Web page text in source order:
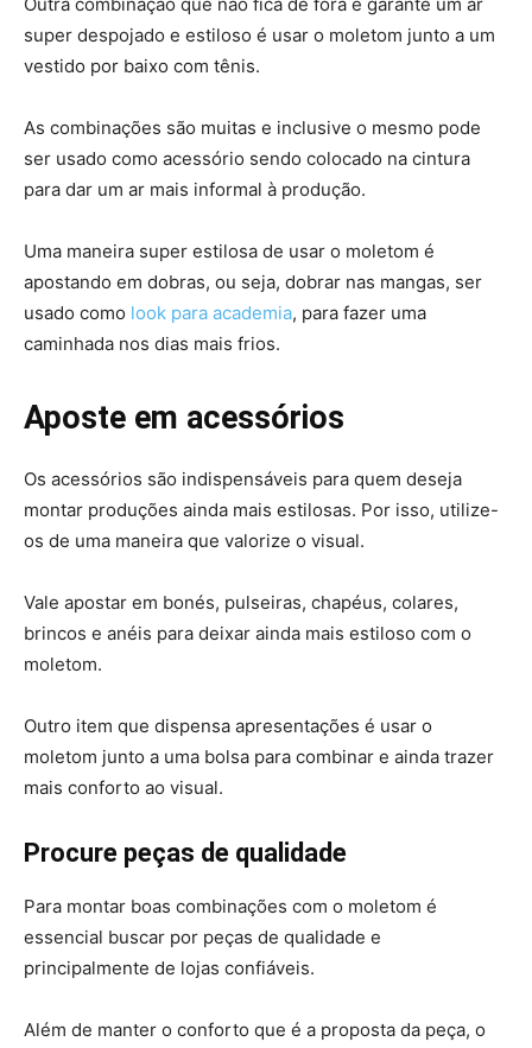
super despojado e estiloso é usar o moletom junto a um
vestido por baixo com tênis.
As combinações são muitas e inclusive o mesmo pode
ser usado como acessório sendo colocado na cintura
para dar um ar mais informal à produção.
Uma maneira super estilosa de usar o moletom é
apostando em dobras, ou seja, dobrar nas mangas, ser
usado como look para academia, para fazer uma
caminhada nos dias mais frios.
Aposte em acessórios
Os acessórios são indispensáveis para quem deseja
montar produções ainda mais estilosas. Por isso, utilize-
os de uma maneira que valorize o visual.
Vale apostar em bonés, pulseiras, chapéus, colares,
brincos e anéis para deixar ainda mais estiloso com o
moletom.
Outro item que dispensa apresentações é usar o
moletom junto a uma bolsa para combinar e ainda trazer
mais conforto ao visual.
Procure peças de qualidade
Para montar boas combinações com o moletom é
essencial buscar por peças de qualidade e
principalmente de lojas confiáveis.
Além de manter o conforto que é a proposta da peça, o